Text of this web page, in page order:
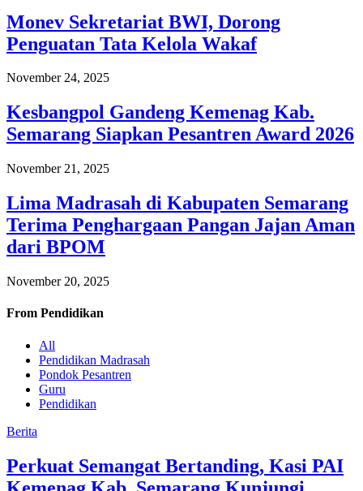
Monev Sekretariat BWI, Dorong
Penguatan Tata Kelola Wakaf
November 24, 2025
Kesbangpol Gandeng Kemenag Kab.
Semarang Siapkan Pesantren Award 2026
November 21, 2025
Lima Madrasah di Kabupaten Semarang
Terima Penghargaan Pangan Jajan Aman
dari BPOM
November 20, 2025
From Pendidikan
All
Pendidikan Madrasah
Pondok Pesantren
Guru
Pendidikan
Berita
Perkuat Semangat Bertanding, Kasi PAI